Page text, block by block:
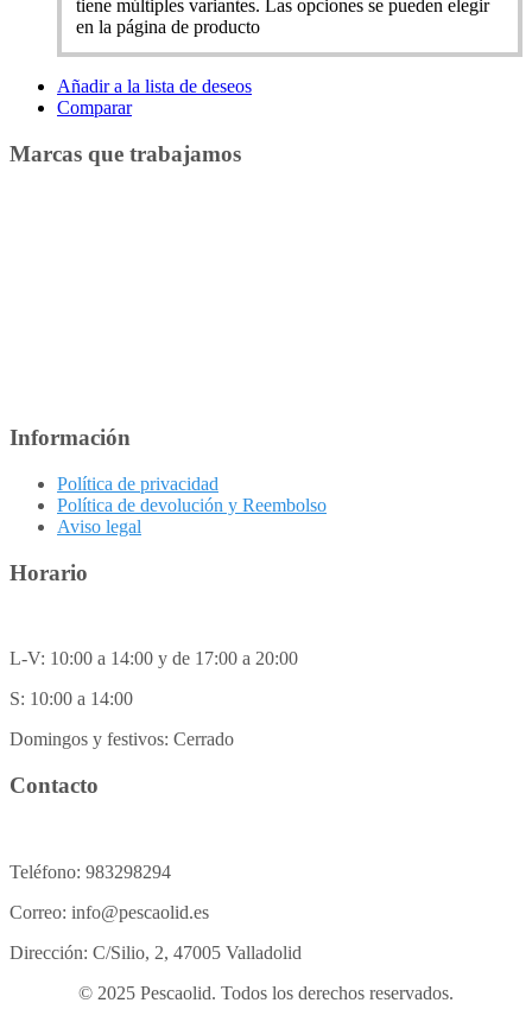
tiene múltiples variantes. Las opciones se pueden elegir
en la página de producto
Añadir a la lista de deseos
Comparar
Marcas que trabajamos
Información
Política de privacidad
Política de devolución y Reembolso
Aviso legal
Horario
L-V: 10:00 a 14:00 y de 17:00 a 20:00
S: 10:00 a 14:00
Domingos y festivos: Cerrado
Contacto
Teléfono: 983298294
Correo: info@pescaolid.es
Dirección: C/Silio, 2, 47005 Valladolid
© 2025 Pescaolid. Todos los derechos reservados.